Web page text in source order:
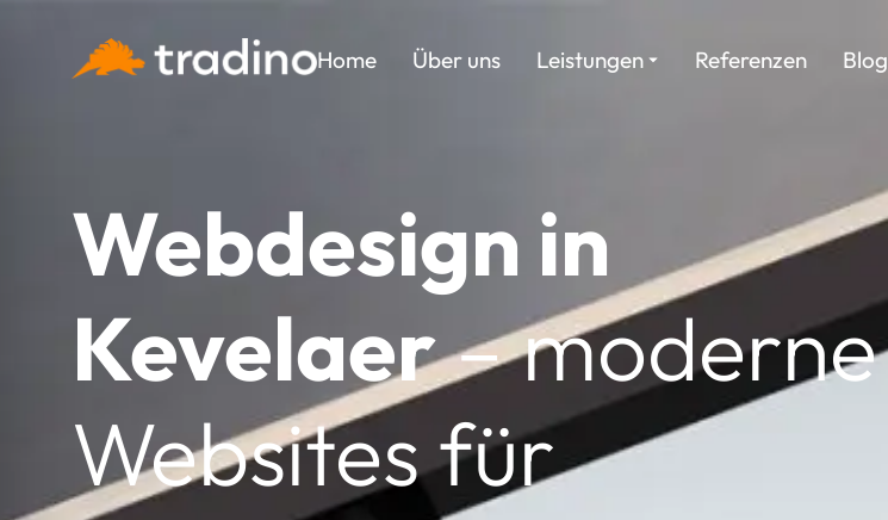
Home Über uns Leistungen Referenzen Blog
Webdesign in
Kevelaer– moderne
Websites für